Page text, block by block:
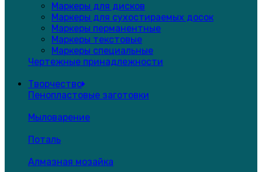
Маркеры для дисков
Маркеры для сухостираемых досок
Маркеры перманентные
Маркеры текстовые
Маркеры специальные
Чертежные принадлежности
Творчество
Пенопластовые заготовки
Мыловарение
Поталь
Алмазная мозайка